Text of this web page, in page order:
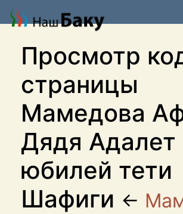
Просмотр
страницы
Мамедова
Дядя Адалет
юбилей тети
Шафиги ←